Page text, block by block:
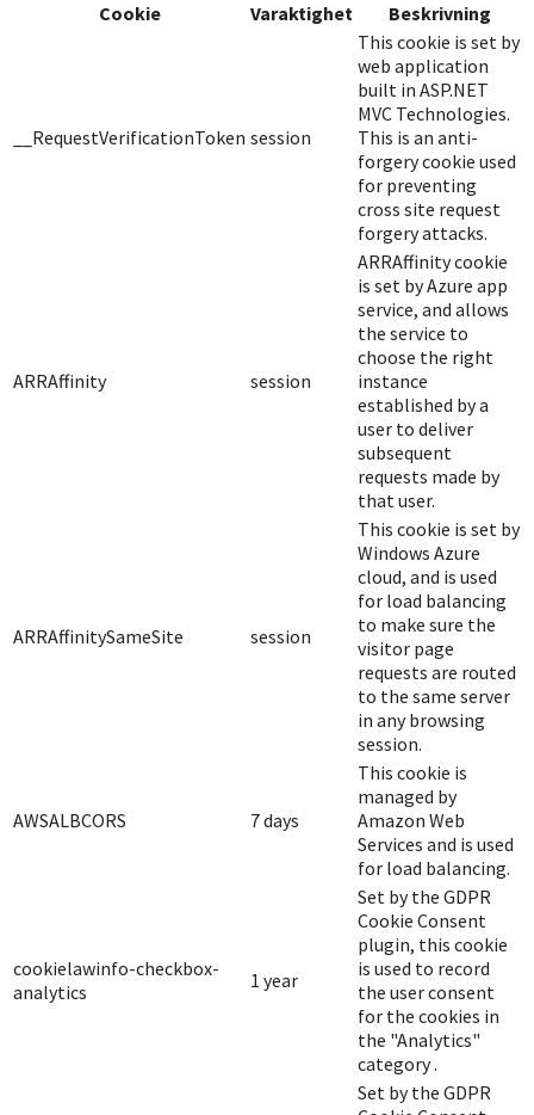
Cookie
Varaktighet Beskrivning
__RequestVerificationToken session
This cookie is set by
web application
built in ASP.NET
MVC Technologies.
This is an anti-
forgery cookie used
for preventing
cross site request
forgery attacks.
ARRAffinity session
ARRAffinity cookie
is set by Azure app
service, and allows
the service to
choose the right
instance
established by a
user to deliver
subsequent
requests made by
that user.
ARRAffinitySameSite session
This cookie is set by
Windows Azure
cloud, and is used
for load balancing
to make sure the
visitor page
requests are routed
to the same server
in any browsing
session.
AWSALBCORS 7 days
This cookie is
managed by
Amazon Web
Services and is used
for load balancing.
cookielawinfo-checkbox-
analytics
1 year
Set by the GDPR
Cookie Consent
plugin, this cookie
is used to record
the user consent
for the cookies in
the "Analytics"
category .
Set by the GDPR